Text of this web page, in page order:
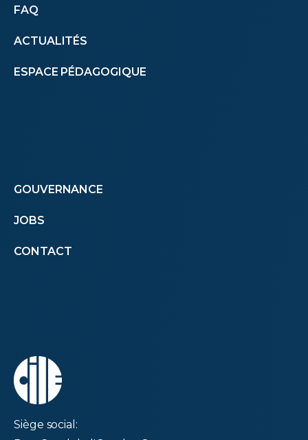
Autres
menus
FAQ
ACTUALITÉS
ESPACE PÉDAGOGIQUE
Footer
menu
GOUVERNANCE
JOBS
CONTACT
Siège social: